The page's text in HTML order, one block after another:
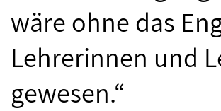
wäre ohne das
Lehrerinnen und
gewesen.“